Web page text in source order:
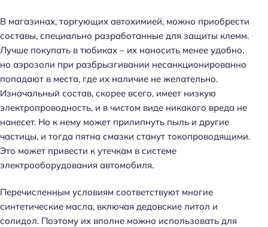
В магазинах, торгующих автохимией, можно приобрести
составы, специально разработанные для защиты клемм.
Лучше покупать в тюбиках – их наносить менее удобно,
но аэрозоли при разбрызгивании несанкционированно
попадают в места, где их наличие не желательно.
Изначальный состав, скорее всего, имеет низкую
электропроводность, и в чистом виде никакого вреда не
нанесет. Но к нему может прилипнуть пыль и другие
частицы, и тогда пятна смазки станут токопроводящими.
Это может привести к утечкам в системе
электрооборудования автомобиля.
Перечисленным условиям соответствуют многие
синтетические масла, включая дедовские литол и
солидол. Поэтому их вполне можно использовать для